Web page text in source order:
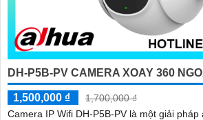
DH-P5B-PV CAMERA XOAY 360
1,500,000 ₫
1,700,000 ₫
Camera IP Wifi DH-P5B-PV là một giải